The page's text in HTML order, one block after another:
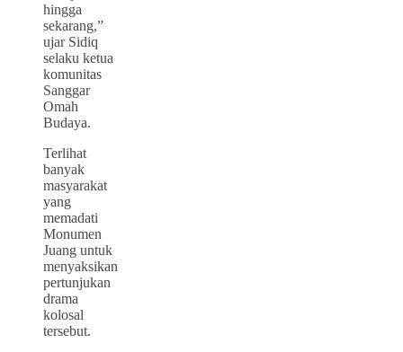
hingga
sekarang,”
ujar Sidiq
selaku ketua
komunitas
Sanggar
Omah
Budaya.
Terlihat
banyak
masyarakat
yang
memadati
Monumen
Juang untuk
menyaksikan
pertunjukan
drama
kolosal
tersebut.